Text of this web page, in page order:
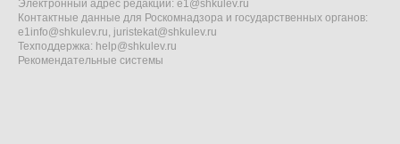
Электронный адрес редакции: e1@shkulev.ru
Контактные данные для Роскомнадзора и государственных органов:
e1info@shkulev.ru juristekat@shkulev.ru
Техподдержка: help@shkulev.ru
Рекомендательные системы